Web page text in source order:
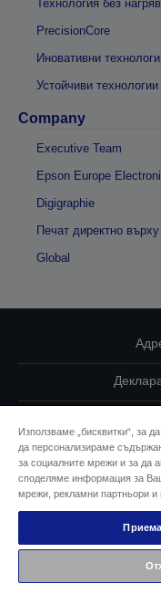
Технология без
PrecisionCore
Иновативни
Устойчиви технологии
Company
Executive Team
Epson Europe
Digigraphie
Печат директно
Global
Свържете
©
Използваме „бисквитки“, за
да персонализираме
за социалните мрежи и за да
споделяме информация за
мрежи, рекламни партньори и